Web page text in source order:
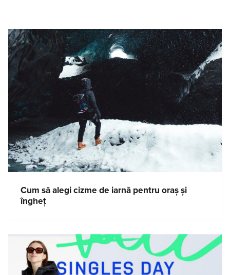
Cum să alegi cizme de iarnă pentru oraș și
îngheț